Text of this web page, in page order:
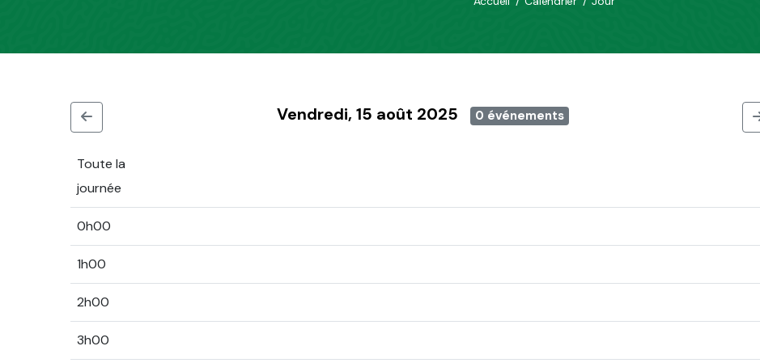
Vendredi, 15 août 2025 0 événements
Toute la
journée
0h00
1h00
2h00
3h00